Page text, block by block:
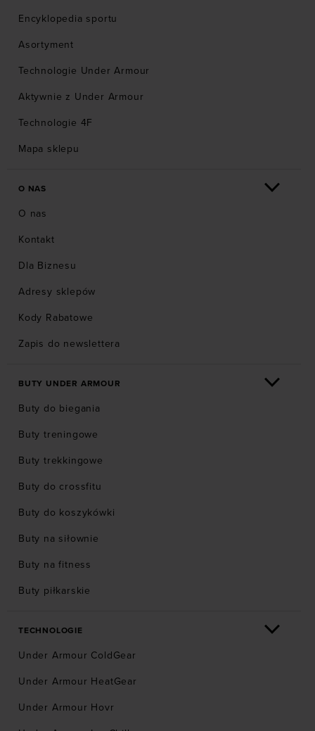
Encyklopedia sportu
Asortyment
Technologie Under Armour
Aktywnie z Under Armour
Technologie 4F
Mapa sklepu
O NAS
O nas
Kontakt
Dla Biznesu
Adresy sklepów
Kody Rabatowe
Zapis do newslettera
BUTY UNDER ARMOUR
Buty do biegania
Buty treningowe
Buty trekkingowe
Buty do crossfitu
Buty do koszykówki
Buty na siłownie
Buty na fitness
Buty piłkarskie
TECHNOLOGIE
Under Armour ColdGear
Under Armour HeatGear
Under Armour Hovr